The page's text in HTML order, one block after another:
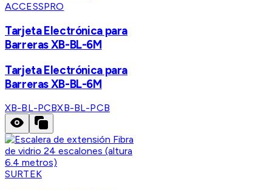
ACCESSPRO
Tarjeta Electrónica para
Barreras XB-BL-6M
Tarjeta Electrónica para
Barreras XB-BL-6M
XB-BL-PCBXB-BL-PCB
SURTEK